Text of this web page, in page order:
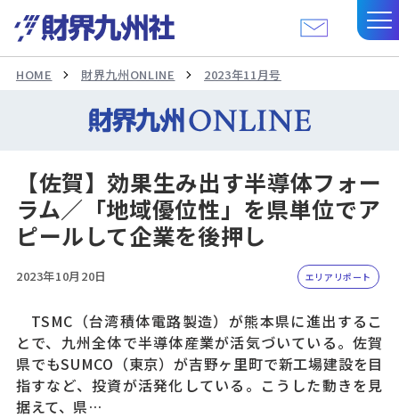
HOME 財界九州ONLINE 2023年11月号
【佐賀】効果生み出す半導体フォー
ラム／「地域優位性」を県単位でア
ピールして企業を後押し
2023年10月20日 エリアリポート
TSMC（台湾積体電路製造）が熊本県に進出するこ
とで、九州全体で半導体産業が活気づいている。佐賀
県でもSUMCO（東京）が吉野ヶ里町で新工場建設を目
指すなど、投資が活発化している。こうした動きを見
据えて、県…